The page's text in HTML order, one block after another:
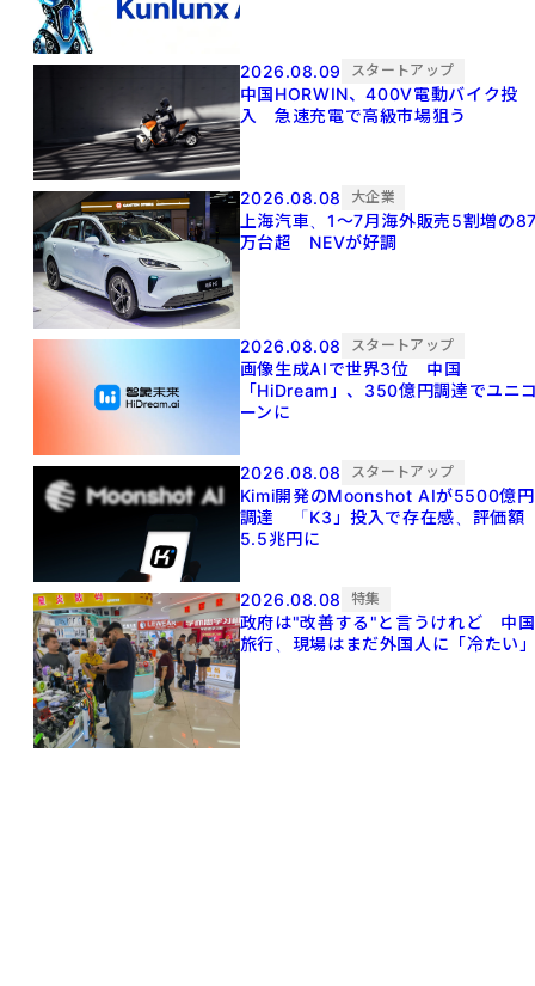
2026.08.09 スタートアップ
中国HORWIN、400V電動バイク投
入 急速充電で高級市場狙う
2026.08.08 大企業
上海汽車、1～7月海外販売5割増の
万台超 NEVが好調
2026.08.08 スタートアップ
画像生成AIで世界3位 中国
「HiDream」、350億円調達でユニ
ーンに
2026.08.08 スタートアップ
Kimi開発のMoonshot AIが5500億円
調達 「K3」投入で存在感、評価額
5.5兆円に
2026.08.08 特集
政府は"改善する"と言うけれど 中国
旅行、現場はまだ外国人に「冷たい